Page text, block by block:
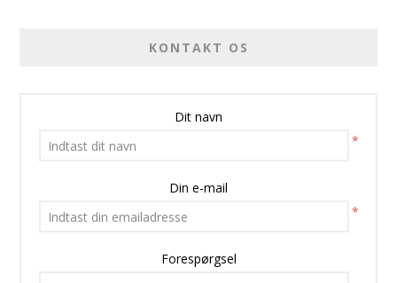
KONTAKT OS
Dit navn
*
Din e-mail
*
Forespørgsel